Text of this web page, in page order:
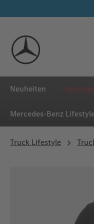
Neuheiten Top-
Mercedes‑Benz
Truck Lifestyle